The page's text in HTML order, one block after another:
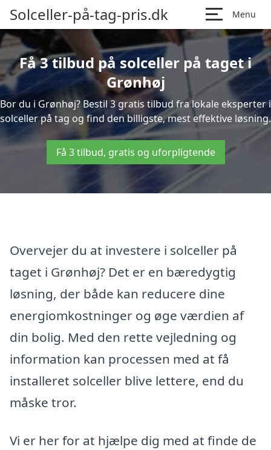
Solceller-på-tag-pris.dk Menu
Få 3 tilbud på solceller på taget i
Grønhøj
Bor du i Grønhøj? Bestil 3 gratis tilbud fra lokale eksperter i
solceller på tag og find den billigste, mest effektive løsning.
Få 3 tilbud, gratis og uforpligtende
Overvejer du at investere i solceller på
taget i Grønhøj? Det er en bæredygtig
løsning, der både kan reducere dine
energiomkostninger og øge værdien af
din bolig. Med den rette vejledning og
information kan processen med at få
installeret solceller blive lettere, end du
måske tror.
Vi er her for at hjælpe dig med at finde de